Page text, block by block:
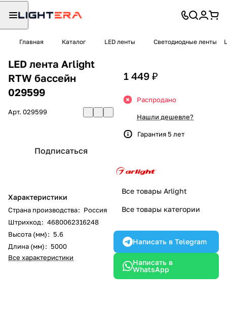
Главная Каталог LED ленты Светодиодные ленты
LED лента Arlight
RTW бассейн
029599
Арт. 029599
Подписаться
Характеристики
Страна производства: Россия
Штрихкод: 4680062316248
Высота (мм): 5.6
Длина (мм): 5000
Все характеристики
1 449 ₽
Распродано
Нашли дешевле?
Гарантия 5 лет
Все товары Arlight
Все товары категории
Написать в Telegram
Написать в
WhatsApp